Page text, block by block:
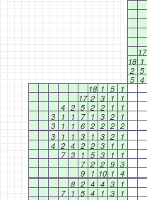
17
18 1
2 5
5 4
18 1 5
1
17 2 3 1
1
4 2 5 2 2 1
1
3
1 1 7 1 3 2
1
3
1 1 6 2 2 2 2
3
1 1 3 1 3 2
1
4 2 4 2 2 3 1
1
7 3 1 5 3 1
1
7 2 2 9 3
9
1 10 1 4
8 2 4 4 3
1
7
1 5 4 1 3
1